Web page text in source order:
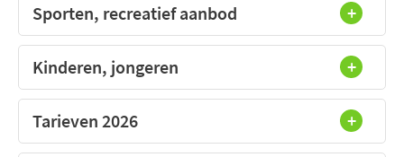
Sporten, recreatief aanbod
Kinderen, jongeren
Tarieven 2026